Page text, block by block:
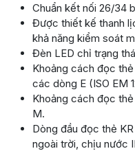
Chuẩn kết nối 26/34
Được thiết kế thanh
khả năng kiểm soát
Đèn LED chỉ trạng
Khoảng cách đọc
các dòng E (ISO EM
Khoảng cách đọc
M.
Dòng đầu đọc thẻ
ngoài trời, chịu nước